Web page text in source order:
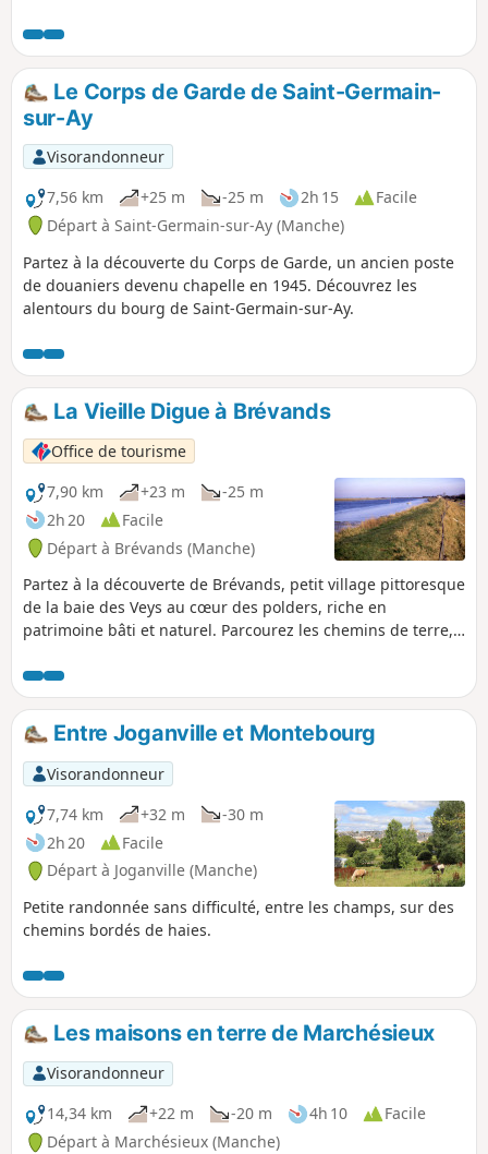
tout en offrant une jolie vue sur les landes humides et
l’église de La Feuillie.
Le Corps de Garde de Saint-Germain-
sur-Ay
Visorandonneur
7,56 km
+25 m -25 m 2h 15
Facile
Départ à Saint-Germain-sur-Ay (Manche)
Partez à la découverte du Corps de Garde, un ancien poste
de douaniers devenu chapelle en 1945. Découvrez les
alentours du bourg de Saint-Germain-sur-Ay.
La Vieille Digue à Brévands
Office de tourisme
7,90 km
+23 m
-25 m
2h 20
Facile
Départ à Brévands (Manche)
Partez à la découverte de Brévands, petit village pittoresque
de la baie des Veys au cœur des polders, riche en
patrimoine bâti et naturel. Parcourez les chemins de terre,
territoire.
Entre Joganville et Montebourg
Visorandonneur
7,74 km
+32 m
-30 m
2h 20
Facile
Départ à Joganville (Manche)
Petite randonnée sans difficulté, entre les champs, sur des
chemins bordés de haies.
Les maisons en terre de Marchésieux
Visorandonneur
14,34 km
+22 m -20 m 4h 10
Facile
Départ à Marchésieux (Manche)